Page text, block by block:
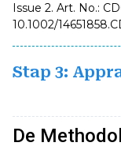
Issue 2. Art. No.:
10.1002/
Stap 3:
De